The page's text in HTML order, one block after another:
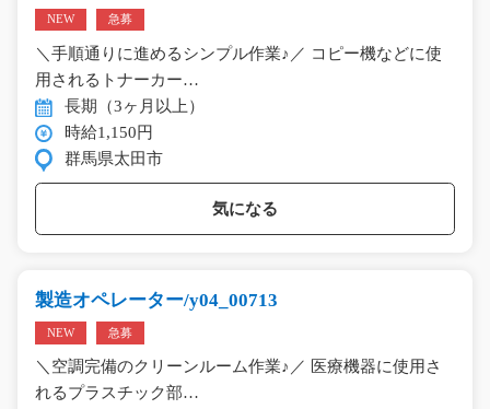
NEW 急募
＼手順通りに進めるシンプル作業♪／ コピー機などに使
用されるトナーカー…
長期（3ヶ月以上）
時給1,150円
群馬県太田市
気になる
製造オペレーター/y04_00713
NEW 急募
＼空調完備のクリーンルーム作業♪／ 医療機器に使用さ
れるプラスチック部…